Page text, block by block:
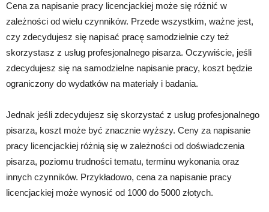
Cena za napisanie pracy licencjackiej może się różnić w
zależności od wielu czynników. Przede wszystkim, ważne jest,
czy zdecydujesz się napisać pracę samodzielnie czy też
skorzystasz z usług profesjonalnego pisarza. Oczywiście, jeśli
zdecydujesz się na samodzielne napisanie pracy, koszt będzie
ograniczony do wydatków na materiały i badania.
Jednak jeśli zdecydujesz się skorzystać z usług profesjonalnego
pisarza, koszt może być znacznie wyższy. Ceny za napisanie
pracy licencjackiej różnią się w zależności od doświadczenia
pisarza, poziomu trudności tematu, terminu wykonania oraz
innych czynników. Przykładowo, cena za napisanie pracy
licencjackiej może wynosić od 1000 do 5000 złotych.